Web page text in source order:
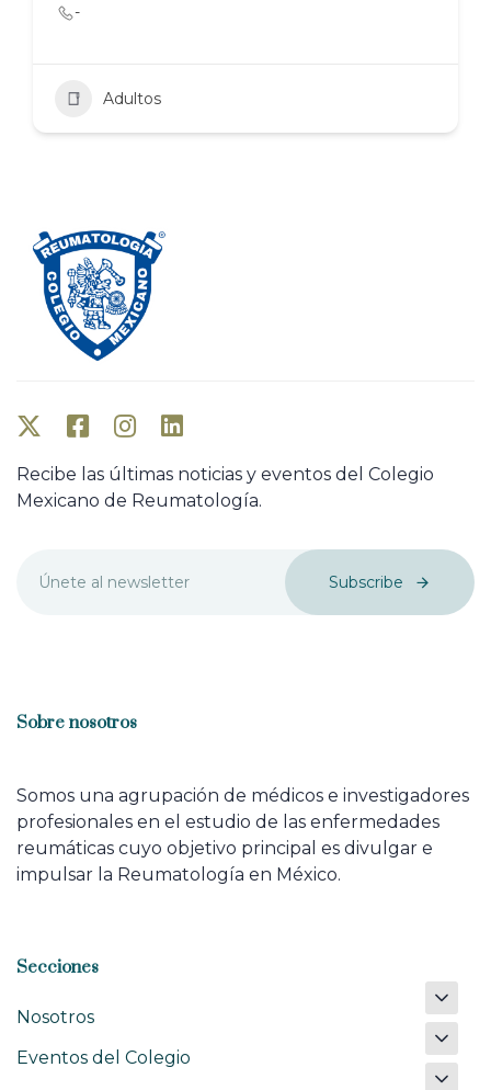
-
Adultos
Recibe las últimas noticias y eventos del Colegio
Mexicano de Reumatología.
Subscribe
Sobre nosotros
Somos una agrupación de médicos e investigadores
profesionales en el estudio de las enfermedades
reumáticas cuyo objetivo principal es divulgar e
impulsar la Reumatología en México.
Secciones
Nosotros
Eventos del Colegio